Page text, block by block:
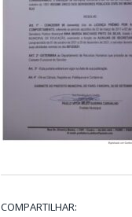
COMPARTILHAR: